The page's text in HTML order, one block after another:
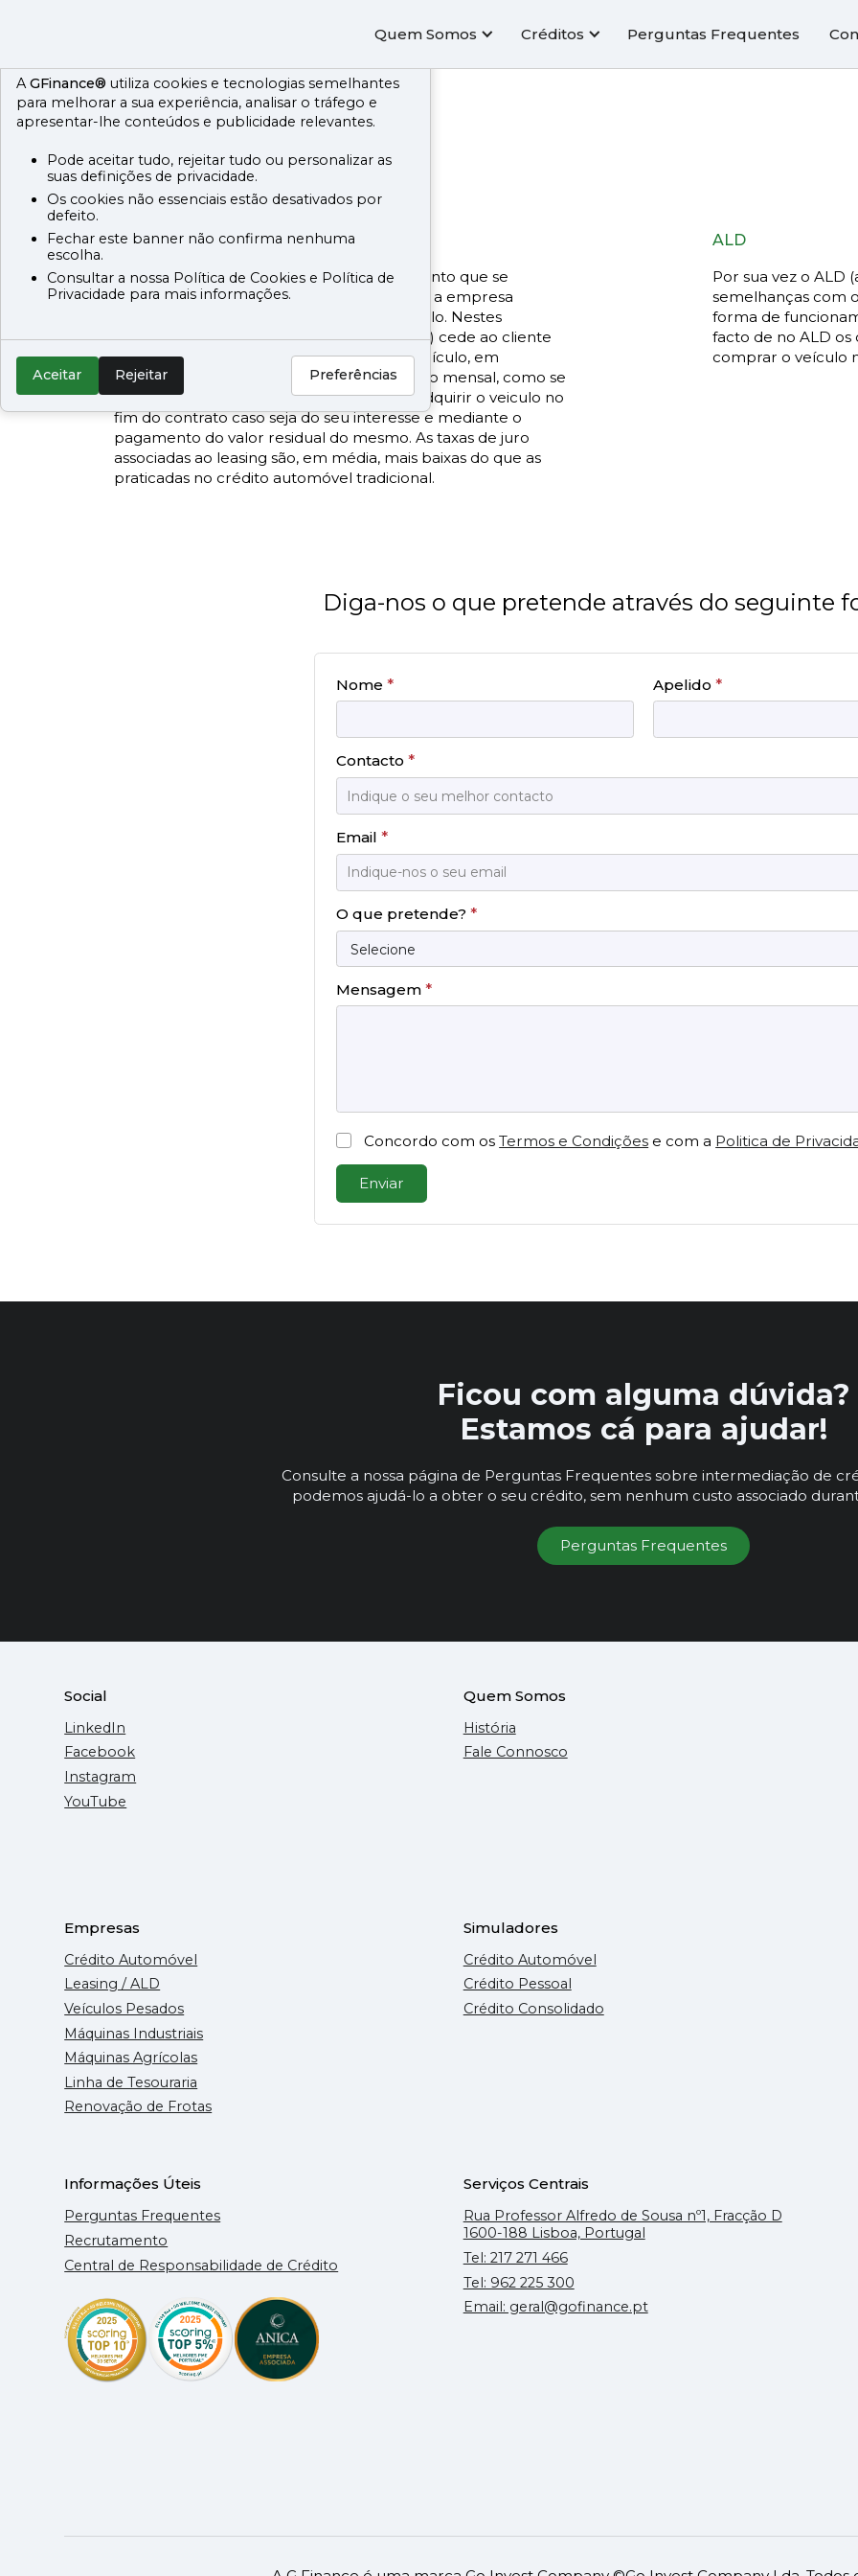
AGFinance® utiliza cookies e tecnologias semelhantes
para melhorar a sua experiência, analisar o tráfego e
apresentar-lhe conteúdos e publicidade relevantes.
Pode aceitar tudo, rejeitar tudo ou personalizar as
suas definições de privacidade.
Os cookies não essenciais estão desativados por
defeito.
Fechar este banner não confirma nenhuma
escolha.
Consultar a nossa Política de Cookies e Política de
Privacidade para mais informações.
Aceitar Rejeitar Preferências
Quem Somos Créditos Perguntas Frequentes
Leasing e ALD
Leasing
O leasing é uma modalidade de financiamento que se
caracteriza pela a entidade que a concede, a empresa
locadora, ficar com a propriedade do veículo. Nestes
contratos “a instituição de crédito (locadora) cede ao cliente
(locatário) a utilização temporária de um veículo, em
contrapartida o cliente paga uma prestação mensal, como se
fosse uma renda, que permite ao cliente adquirir o veiculo no
fim do contrato caso seja do seu interesse e mediante o
pagamento do valor residual do mesmo. As taxas de juro
associadas ao leasing são, em média, mais baixas do que as
praticadas no crédito automóvel tradicional.
ALD
Por sua vez o ALD
semelhanças com
forma de
facto de no ALD
comprar o veículo
Diga-nos o que pretende através do seguinte
Nome* Apelido *
Contacto*
Email*
O que pretende?*
Mensagem*
Concordo com osTermos e Condições e com a Politica de
Ficou com alguma dúvida?
Estamos cá para ajudar!
Consulte a nossa página de Perguntas Frequentes sobre intermediação de
podemos ajudá-lo a obter o seu crédito, sem nenhum custo associado
Perguntas Frequentes
Social
LinkedIn
Facebook
Instagram
YouTube
Quem Somos
História
Fale Connosco
Empresas
Crédito Automóvel
Leasing / ALD
Veículos Pesados
Máquinas Industriais
Máquinas Agrícolas
Linha de Tesouraria
Renovação de Frotas
Simuladores
Crédito Automóvel
Crédito Pessoal
Crédito Consolidado
Informações Úteis
Perguntas Frequentes
Recrutamento
Central de Responsabilidade de Crédito
Serviços Centrais
Rua Professor Alfredo de Sousa nº1, Fracção D
1600-188 Lisboa, Portugal
Tel: 217 271 466
Tel: 962 225 300
Email: geral@gofinance.pt